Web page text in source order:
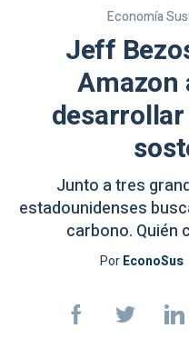
Economía
Jeff
Amazon
Junto a tres
estadounidenses
carbono. Quién
PorEconoSus